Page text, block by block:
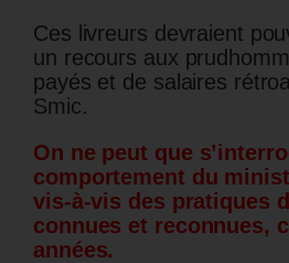
Ces livreurs devraient
un recours aux
payés et de salaires
Smic.
On ne peut que
comportement du
vis-à-vis des pratiques
connues et reconnues,
années.